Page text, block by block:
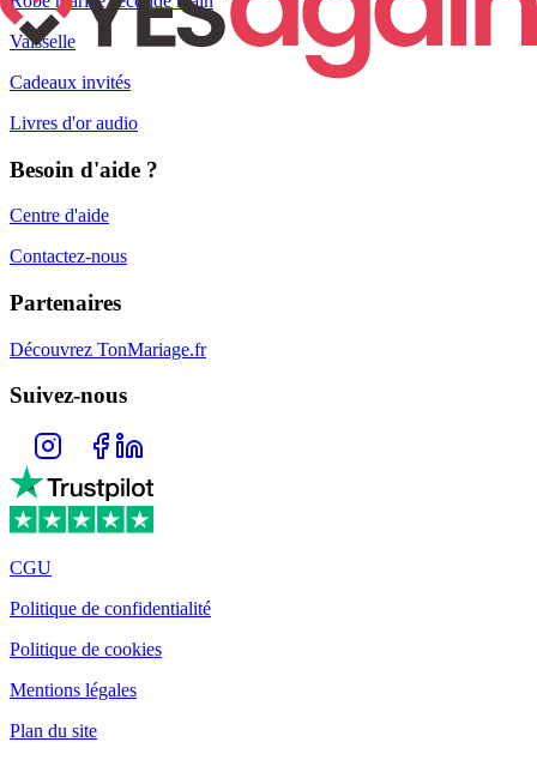
Vaisselle
Cadeaux invités
Livres d'or audio
Besoin d'aide ?
Centre d'aide
Contactez-nous
Partenaires
Découvrez TonMariage.fr
Suivez-nous
CGU
Politique de confidentialité
Politique de cookies
Mentions légales
Plan du site